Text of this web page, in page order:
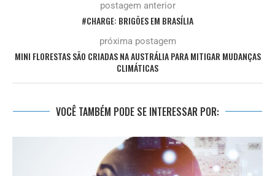
postagem anterior
#CHARGE: BRIGÕES EM BRASÍLIA
próxima postagem
MINI FLORESTAS SÃO CRIADAS NA AUSTRÁLIA PARA MITIGAR MUDANÇAS
CLIMÁTICAS
VOCÊ TAMBÉM PODE SE INTERESSAR POR: